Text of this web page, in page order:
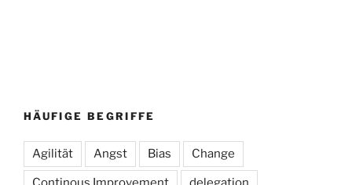
HÄUFIGE BEGRIFFE
Agilität Angst Bias Change